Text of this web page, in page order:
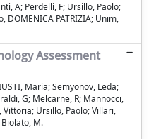
A; Perdelli, F; Ursillo, Paolo;
DOMENICA PATRIZIA; Unim,
Assessment
Maria; Semyonov, Leda;
G; Melcarne, R; Mannocci,
Vittoria; Ursillo, Paolo; Villari,
Biolato, M.